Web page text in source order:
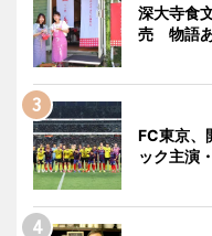
深大寺食
売 物語あ
FC東京、
ック主演